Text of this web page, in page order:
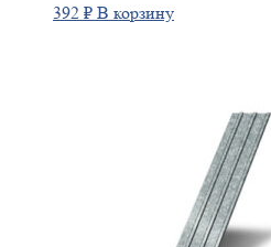
392 ₽ В корзину